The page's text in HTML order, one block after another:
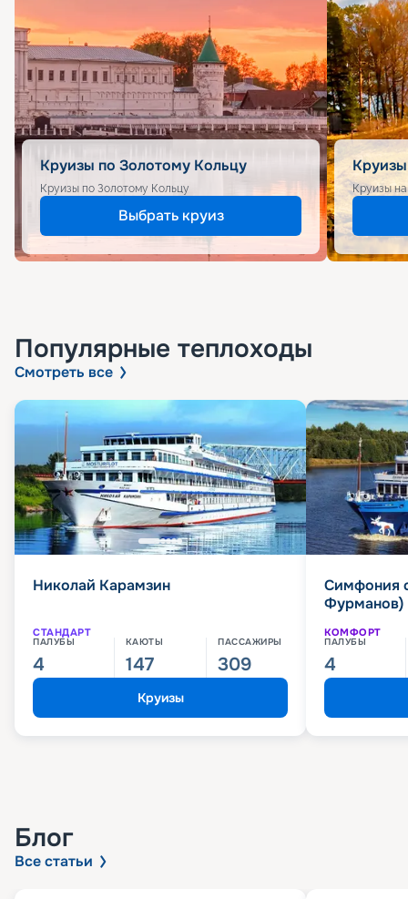
Круизы по Золотому Кольцу
Круизы по Золотому Кольцу
Выбрать круиз
Круизы
Популярные теплоходы
Смотреть все
Николай Карамзин
СТАНДАРТ
ПАЛУБЫ
4
КАЮТЫ
147
ПАССАЖИРЫ
309
Круизы
Симфония
Фурманов)
КОМФОРТ
ПАЛУБЫ
4
Блог
Все статьи